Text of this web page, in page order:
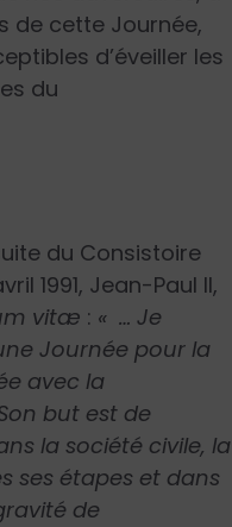
de cette Journée,
d’éveiller les
du
du Consistoire
1991, Jean-Paul II,
vitæ : « … Je
Journée pour la
avec la
but est de
la société civile, la
ses étapes et dans
de